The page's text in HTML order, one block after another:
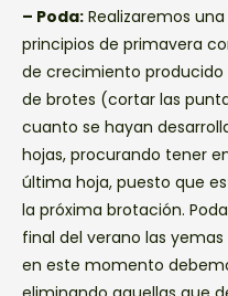
– Poda: Realizaremos
principios de primavera
de crecimiento producido
de brotes (cortar las
cuanto se hayan
hojas, procurando tener
última hoja, puesto que
la próxima brotación.
final del verano las
en este momento